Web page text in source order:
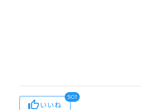
いいね
501